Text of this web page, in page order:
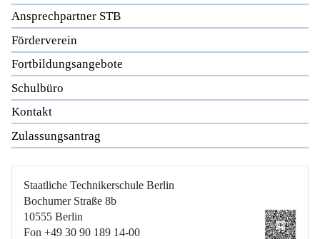
Ansprechpartner STB
Förderverein
Fortbildungsangebote
Schulbüro
Kontakt
Zulassungsantrag
Staatliche Technikerschule Berlin
Bochumer Straße 8b
10555 Berlin
Fon +49 30 90 189 14-00